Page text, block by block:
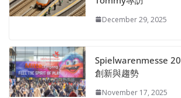
December 29, 2025
Spielwarenmesse
創新與趨勢
November 17, 2025